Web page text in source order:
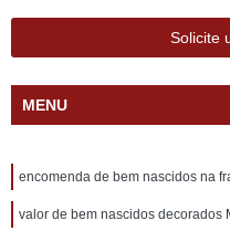
Solicite
MENU
encomenda de bem nascidos na
valor de bem nascidos decorados